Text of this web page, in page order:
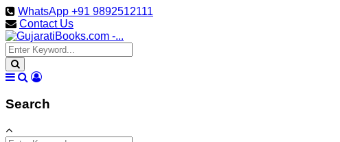
WhatsApp +91 9892512111
Contact Us
Search